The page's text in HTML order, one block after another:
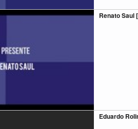
Renato Saul
Eduardo